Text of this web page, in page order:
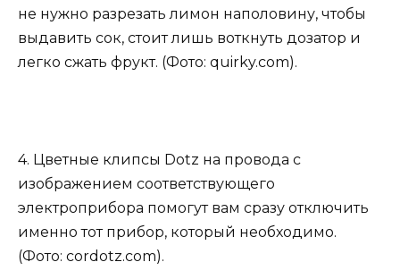
не нужно разрезать лимон наполовину, чтобы
выдавить сок, стоит лишь воткнуть дозатор и
легко сжать фрукт. (Фото: quirky.com).
4. Цветные клипсы Dotz на провода с
изображением соответствующего
электроприбора помогут вам сразу отключить
именно тот прибор, который необходимо.
(Фото: cordotz.com).